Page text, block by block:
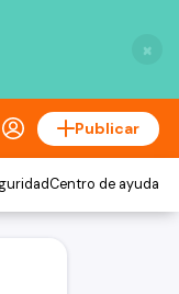
×
Publicar
Centro de ayuda